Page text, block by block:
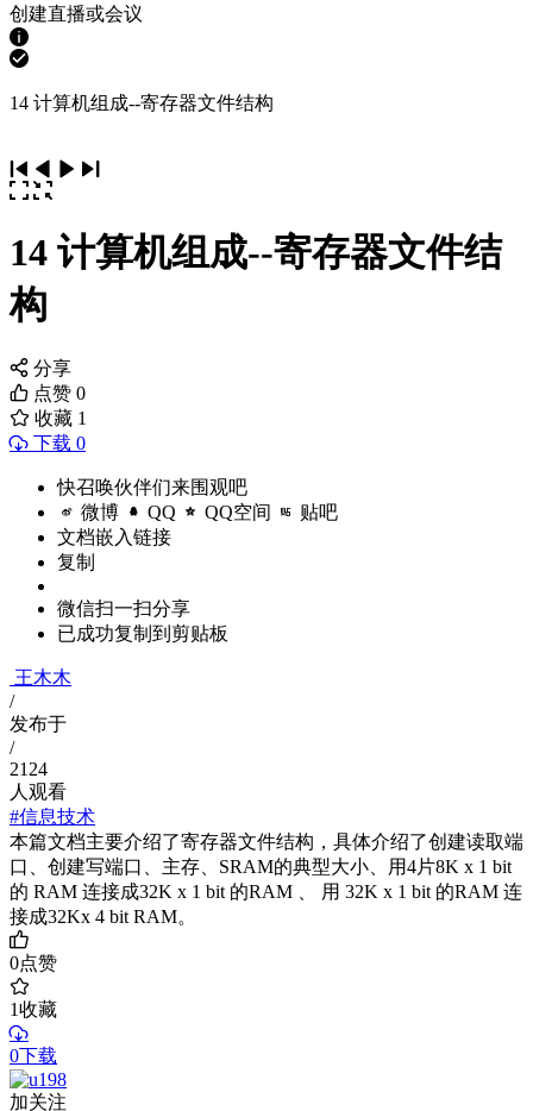
创建直播或会议
14 计算机组成--寄存器文件结构
14 计算机组成--寄存器文件结
构
分享
点赞 0
收藏 1
下载 0
快召唤伙伴们来围观吧
微博 QQ QQ空间 贴吧
文档嵌入链接
复制
微信扫一扫分享
已成功复制到剪贴板
王木木
/
发布于
/
2124
人观看
#信息技术
本篇文档主要介绍了寄存器文件结构，具体介绍了创建读取端
口、创建写端口、主存、SRAM的典型大小、用4片8K x 1 bit
的 RAM 连接成32K x 1 bit 的RAM 、 用 32K x 1 bit 的RAM 连
接成32Kx 4 bit RAM。
0点赞
1收藏
0下载
加关注